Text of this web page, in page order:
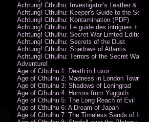
Achtung! Cthulhu: Investigator's Leather &
Achtung! Cthulhu: Keeper's Guide to the
Achtung! Cthulhu: Kontamination (PDF)
Achtung! Cthulhu: Le guide des intrigues +
Achtung! Cthulhu: Secret War Limted Edition
Achtung! Cthulhu: Secrets of the Dust
Achtung! Cthulhu: Shadows of Atlantis
Achtung! Cthulhu: Terrors of the Secret War
Adventure!
Age of Cthulhu 1: Death in Luxor
Age of Cthulhu 2: Madness in London Town
Age of Cthulhu 3: Shadows of Leningrad
Age of Cthulhu 4: Horrors from Yuggoth
Age of Cthulhu 5: The Long Reach of Evil
Age of Cthulhu 6: A Dream of Japan
Age of Cthulhu 7: The Timeless Sands of India